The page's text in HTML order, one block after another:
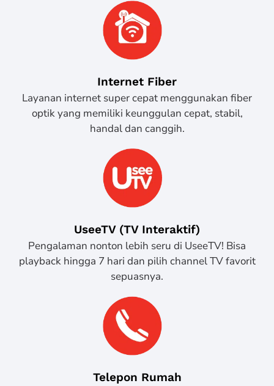
Internet Fiber
Layanan internet super cepat menggunakan fiber
optik yang memiliki keunggulan cepat, stabil,
handal dan canggih.
UseeTV (TV Interaktif)
Pengalaman nonton lebih seru di UseeTV! Bisa
playback hingga 7 hari dan pilih channel TV favorit
sepuasnya.
Telepon Rumah